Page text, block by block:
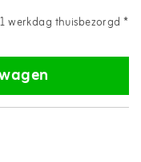
werkdag thuisbezorgd *